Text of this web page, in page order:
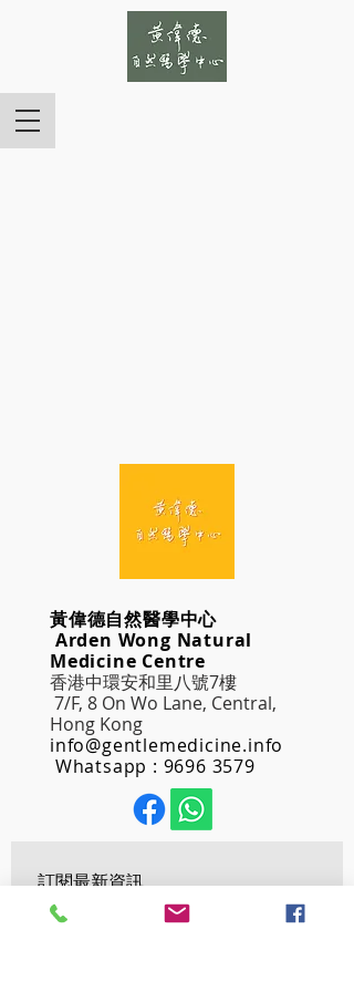
黃偉德自然醫學中心
Arden Wong Natural
Medicine Centre
香港中環安和里八號7樓
7/F, 8 On Wo Lane, Central,
Hong Kong
info@gentlemedicine.info
Whatsapp : 9696 3579
訂閱最新資訊
Email